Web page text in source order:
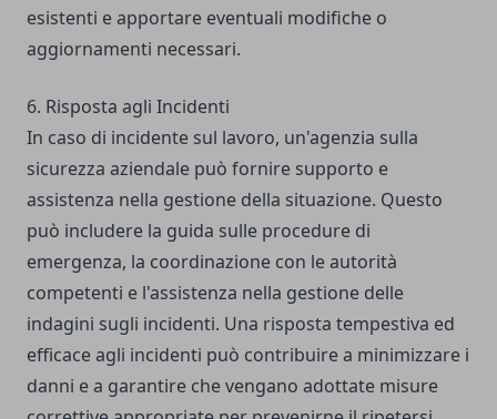
esistenti e apportare eventuali modifiche o
aggiornamenti necessari.
6. Risposta agli Incidenti
In caso di incidente sul lavoro, un'agenzia sulla
sicurezza aziendale può fornire supporto e
assistenza nella gestione della situazione. Questo
può includere la guida sulle procedure di
emergenza, la coordinazione con le autorità
competenti e l'assistenza nella gestione delle
indagini sugli incidenti. Una risposta tempestiva ed
efficace agli incidenti può contribuire a minimizzare i
danni e a garantire che vengano adottate misure